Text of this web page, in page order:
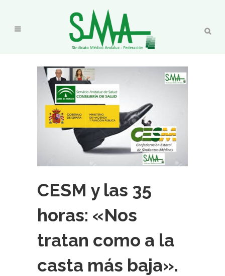
CESM y las 35
horas: «Nos
tratan como a la
casta más baja».